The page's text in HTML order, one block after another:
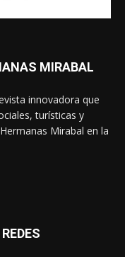
MIRABAL
innovadora que
turísticas y
Mirabal en la